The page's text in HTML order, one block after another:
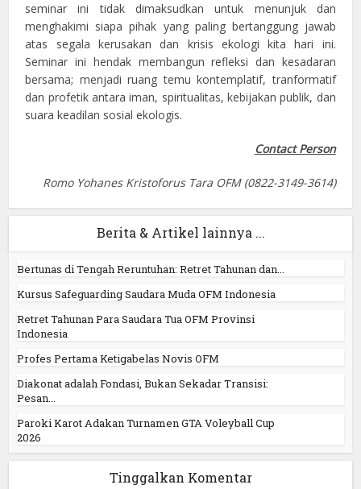
seminar ini tidak dimaksudkan untuk menunjuk dan
menghakimi siapa pihak yang paling bertanggung jawab
atas segala kerusakan dan krisis ekologi kita hari ini.
Seminar ini hendak membangun refleksi dan kesadaran
bersama; menjadi ruang temu kontemplatif, tranformatif
dan profetik antara iman, spiritualitas, kebijakan publik, dan
suara keadilan sosial ekologis.
Contact Person
Romo Yohanes Kristoforus Tara OFM (0822-3149-3614)
Berita & Artikel lainnya ...
Bertunas di Tengah Reruntuhan: Retret Tahunan dan...
Kursus Safeguarding Saudara Muda OFM Indonesia
Retret Tahunan Para Saudara Tua OFM Provinsi
Indonesia
Profes Pertama Ketigabelas Novis OFM
Diakonat adalah Fondasi, Bukan Sekadar Transisi:
Pesan...
Paroki Karot Adakan Turnamen GTA Voleyball Cup
2026
Tinggalkan Komentar